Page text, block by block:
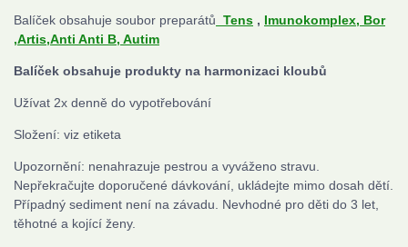
Balíček obsahuje soubor preparátů Tens , Imunokomplex, Bor
,Artis,Anti Anti B, Autim
Balíček obsahuje produkty na harmonizaci kloubů
Užívat 2x denně do vypotřebování
Složení: viz etiketa
Upozornění: nenahrazuje pestrou a vyváženo stravu.
Nepřekračujte doporučené dávkování, ukládejte mimo dosah dětí.
Případný sediment není na závadu. Nevhodné pro děti do 3 let,
těhotné a kojící ženy.